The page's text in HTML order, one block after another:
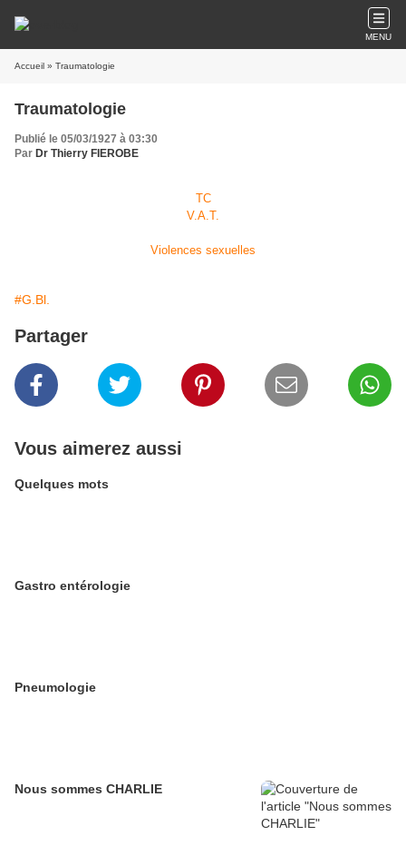
MENU
Accueil » Traumatologie
Traumatologie
Publié le 05/03/1927 à 03:30
Par Dr Thierry FIEROBE
TC
V.A.T.
Violences sexuelles
#G.Bl.
Partager
Vous aimerez aussi
Quelques mots
Gastro entérologie
Pneumologie
Nous sommes CHARLIE